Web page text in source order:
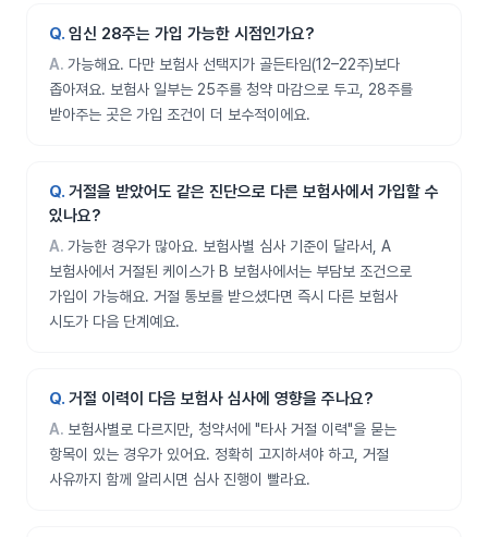
임신 28주는 가입 가능한 시점인가요?
가능해요. 다만 보험사 선택지가 골든타임(12–22주)보다
좁아져요. 보험사 일부는 25주를 청약 마감으로 두고, 28주를
받아주는 곳은 가입 조건이 더 보수적이에요.
거절을 받았어도 같은 진단으로 다른 보험사에서 가입할 수
있나요?
가능한 경우가 많아요. 보험사별 심사 기준이 달라서, A
보험사에서 거절된 케이스가 B 보험사에서는 부담보 조건으로
가입이 가능해요. 거절 통보를 받으셨다면 즉시 다른 보험사
시도가 다음 단계예요.
거절 이력이 다음 보험사 심사에 영향을 주나요?
보험사별로 다르지만, 청약서에 "타사 거절 이력"을 묻는
항목이 있는 경우가 있어요. 정확히 고지하셔야 하고, 거절
사유까지 함께 알리시면 심사 진행이 빨라요.